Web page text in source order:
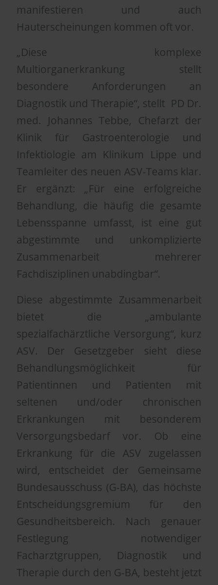
manifestieren und auch
Hauterscheinungen kommen oft vor.
„Diese komplexe
Multiorganerkrankung stellt
besondere Anforderungen an
Diagnostik und Therapie“, stellt PD Dr.
med. Johannes Tebbe, Chefarzt der
Klinik für Gastroenterologie und
Infektiologie am Klinikum Lippe und
Teamleiter des neuen ASV-Teams klar.
Er ergänzt: „Für eine erfolgreiche
Behandlung, die häufig die gesamte
Lebensspanne umfasst, ist eine gut
abgestimmte und unkomplizierte
Zusammenarbeit mehrerer
Fachdisziplinen unabdingbar“.
Diese abgestimmte Zusammenarbeit
bietet die „ambulante
spezialfachärztliche Versorgung“, kurz
ASV. Der Gesetzgeber sieht diese
Behandlungsmöglichkeit für
Patientinnen und Patienten mit
seltenen und/oder chronischen
Erkrankungen mit besonderem
Versorgungsbedarf vor. Ob eine
Erkrankung für die ASV zugelassen
wird, entscheidet der Gemeinsame
Bundesausschuss (G-BA), das höchste
Entscheidungsgremium für den
Gesundheitsbereich. Nach genauer
Festlegung notwendiger
Facharztgruppen, Diagnostik und
Therapie durch den G-BA, besteht jetzt